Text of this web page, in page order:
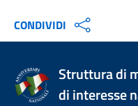
CONDIVIDI
Struttura di
di interesse